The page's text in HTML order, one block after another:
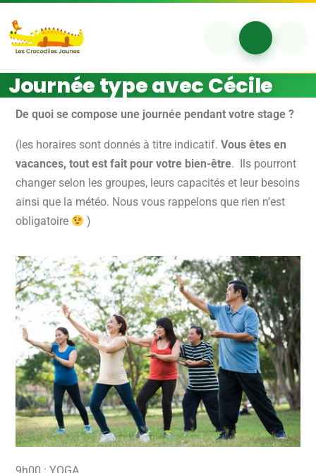
Account
Cart
Journée type avec Cécile
Journée type avec Cécile
De quoi se compose une journée pendant votre stage ?
(les horaires sont donnés à titre indicatif. Vous êtes en
vacances, tout est fait pour votre bien-être. Ils pourront
changer selon les groupes, leurs capacités et leur besoins
ainsi que la météo. Nous vous rappelons que rien n’est
obligatoire
)